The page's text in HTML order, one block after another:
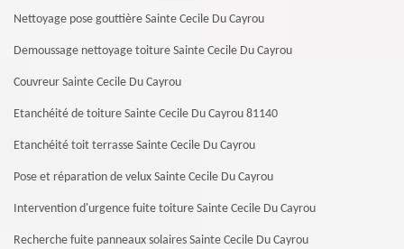
Nettoyage pose gouttière Sainte Cecile Du Cayrou
Demoussage nettoyage toiture Sainte Cecile Du Cayrou
Couvreur Sainte Cecile Du Cayrou
Etanchéité de toiture Sainte Cecile Du Cayrou 81140
Etanchéité toit terrasse Sainte Cecile Du Cayrou
Pose et réparation de velux Sainte Cecile Du Cayrou
Intervention d'urgence fuite toiture Sainte Cecile Du Cayrou
Recherche fuite panneaux solaires Sainte Cecile Du Cayrou